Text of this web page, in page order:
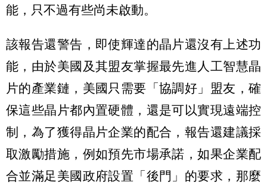
能，只不過有些尚未啟動。
該報告還警告，即使輝達的晶片還沒有上述功
能，由於美國及其盟友掌握最先進人工智慧晶
片的產業鏈，美國只需要「協調好」盟友，確
保這些晶片都內置硬體，還是可以實現遠端控
制，為了獲得晶片企業的配合，報告還建議採
取激勵措施，例如預先市場承諾，如果企業配
合並滿足美國政府設置「後門」的要求，那麼